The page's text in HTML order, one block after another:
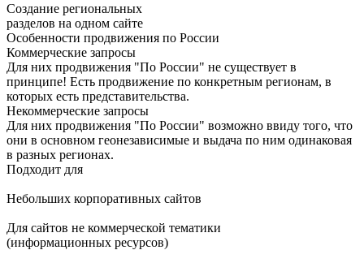
Создание региональных
разделов на одном сайте
Особенности продвижения по России
Коммерческие запросы
Для них продвижения "По России" не существует в
принципе! Есть продвижение по конкретным регионам, в
которых есть представительства.
Некоммерческие запросы
Для них продвижения "По России" возможно ввиду того, что
они в основном геонезависимые и выдача по ним одинаковая
в разных регионах.
Подходит для
Небольших корпоративных сайтов
Для сайтов не коммерческой тематики
(информационных ресурсов)